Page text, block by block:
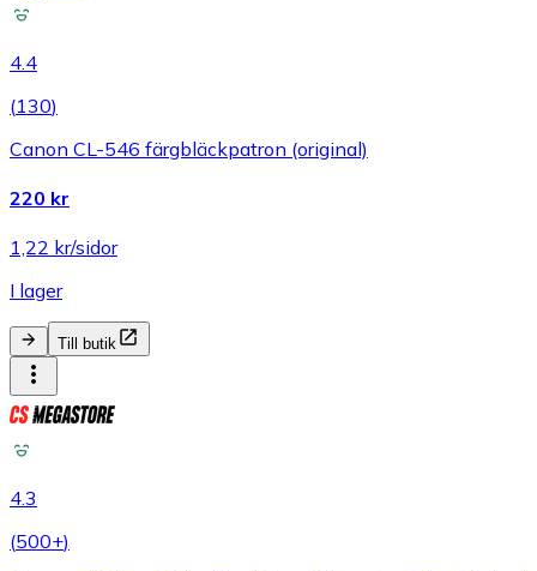
4.4
(130)
Canon CL-546 färgbläckpatron (original)
220 kr
1,22 kr/sidor
I lager
Till butik
4.3
(500+)